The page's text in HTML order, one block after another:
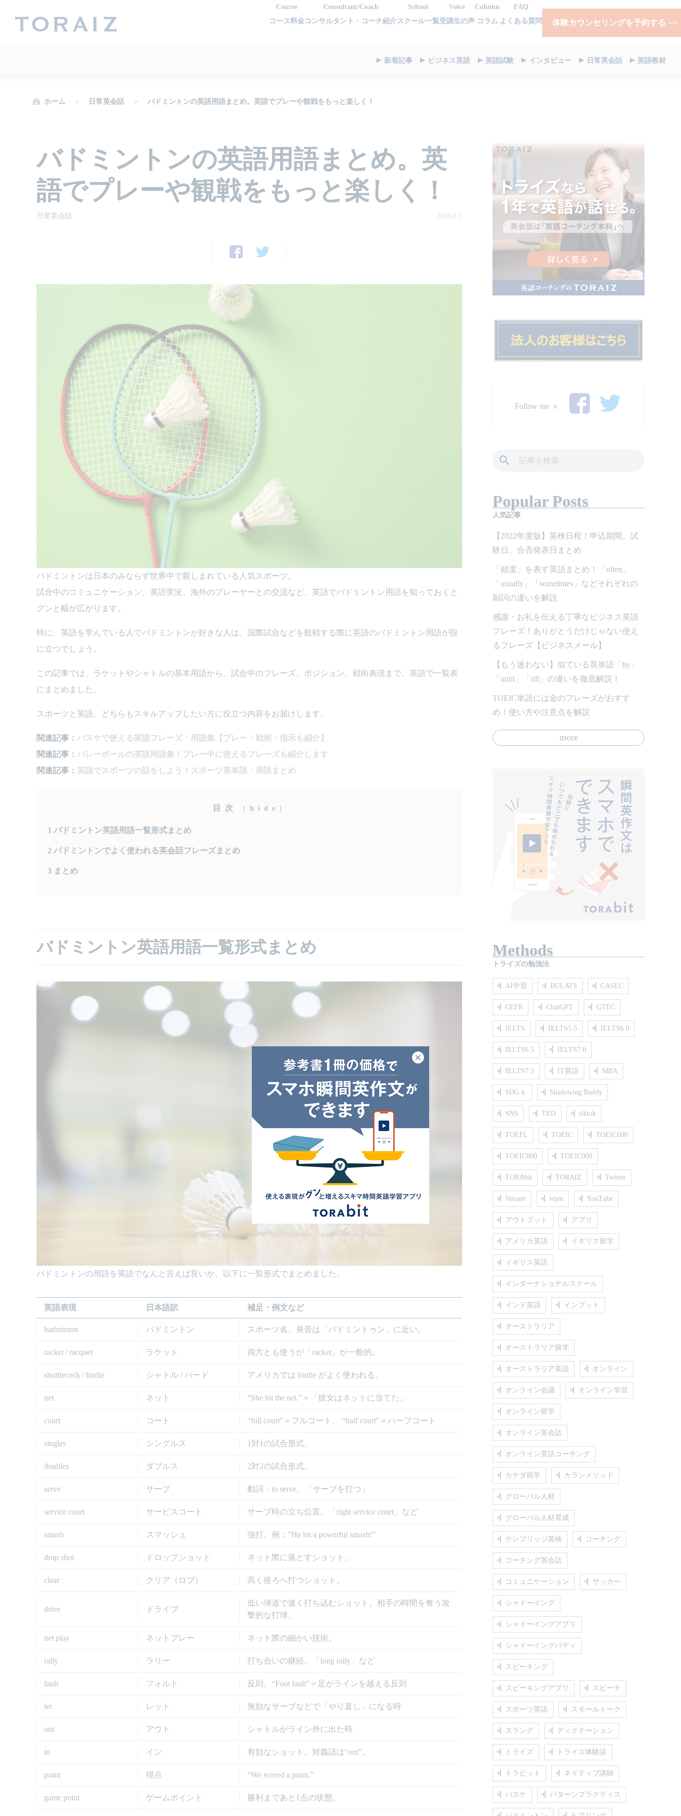
Course
コース料金
Consultant/Coach
コンサルタント・コーチ紹介
School
スクール一覧
Voice
受講生の声
Column
コラム
FAQ
よくある質問
体験カウンセリングを予約する
新着記事 ビジネス英語 英語試験 インタビュー 日常英会話 英語教材
ホーム 日常英会話 バドミントンの英語用語まとめ。英語でプレーや観戦をもっと楽しく！
バドミントンの英語用語まとめ。英
語でプレーや観戦をもっと楽しく！
日常英会話 2025.8.1
バドミントンは日本のみならず世界中で親しまれている人気スポーツ。
試合中のコミュニケーション、英語実況、海外のプレーヤーとの交流など、英語でバドミントン用語を知っておくと
グンと幅が広がります。
特に、英語を学んでいる人でバドミントンが好きな人は、国際試合などを観戦する際に英語のバドミントン用語が役
に立つでしょう。
この記事では、ラケットやシャトルの基本用語から、試合中のフレーズ、ポジション、戦術表現まで、英語で一覧表
にまとめました。
スポーツと英語、どちらもスキルアップしたい方に役立つ内容をお届けします。
関連記事： バスケで使える英語フレーズ・用語集【プレー・戦術・指示も紹介】
関連記事： バレーボールの英語用語集！プレー中に使えるフレーズも紹介します
関連記事： 英語でスポーツの話をしよう！スポーツ英単語・用語まとめ
目次 [ hide ]
1 バドミントン英語用語一覧形式まとめ
2 バドミントンでよく使われる英会話フレーズまとめ
3 まとめ
バドミントン英語用語一覧形式まとめ
バドミントンの用語を英語でなんと言えば良いか、以下に一覧形式でまとめました。
英語表現 日本語訳 補足・例文など
badminton バドミントン スポーツ名。発音は「バドミントゥン」に近い。
racket / racquet ラケット 両方とも使うが「racket」が一般的。
shuttlecock / birdie シャトル / バード アメリカでは birdie がよく使われる。
net ネット “She hit the net.”＝「彼女はネットに当てた」
court コート “full court”＝フルコート、 “half court”＝ハーフコート
singles シングルス 1対1の試合形式。
doubles ダブルス 2対2の試合形式。
serve サーブ 動詞：to serve、「サーブを打つ」
service court サービスコート サーブ時の立ち位置。「right service court」など
smash スマッシュ 強打。例：”He hit a powerful smash!”
drop shot ドロップショット ネット際に落とすショット。
clear クリア（ロブ） 高く後ろへ打つショット。
drive ドライブ
低い弾道で速く打ち込むショット。相手の時間を奪う攻
撃的な打球。
net play ネットプレー ネット際の細かい技術。
rally ラリー 打ち合いの継続。「long rally」など
fault フォルト 反則。“Foot fault”＝足がラインを越える反則
let レット 無効なサーブなどで「やり直し」になる時
out アウト シャトルがライン外に出た時
in イン 有効なショット。対義語は“out”。
point 得点 “We scored a point.”
game point ゲームポイント 勝利まであと1点の状態。
Follow me
Popular Posts
人気記事
【2022年度版】英検日程！申込期間、試
験日、合否発表日まとめ
「頻度」を表す英語まとめ！「often」
「usually」「sometimes」などそれぞれの
副詞の違いを解説
感謝・お礼を伝える丁寧なビジネス英語
フレーズ！ありがとうだけじゃない使え
るフレーズ【ビジネスメール】
【もう迷わない】似ている英単語「by」
「until」「till」の違いを徹底解説！
TOEIC単語には金のフレーズがおすす
め！使い方や注意点を解説
more
Methods
トライズの勉強法
AI学習 BULATS CASEC
CEFR ChatGPT GTEC
IELTS IELTS5.5 IELTS6.0
IELTS6.5 IELTS7.0
IELTS7.5 IT英語 MBA
SDGｓ Shadowing Buddy
SNS TED tiktok
TOEFL TOEIC TOEIC600
TOEIC800 TOEIC900
TORAbit TORAIZ Twitter
Versant wpm YouTube
アウトプット アプリ
アメリカ英語 イギリス留学
イギリス英語
インターナショナルスクール
インド英語 インプット
オーストラリア
オーストラリア留学
オーストラリア英語 オンライン
オンライン会議 オンライン学習
オンライン留学
オンライン英会話
オンライン英語コーチング
カナダ留学 カランメソッド
グローバル人材
グローバル人材育成
ケンブリッジ英検 コーチング
コーチング英会話
コミュニケーション サッカー
シャドーイング
シャドーイングアプリ
シャドーイングバディ
スピーキング
スピーキングアプリ スピーチ
スポーツ英語 スモールトーク
スラング ディクテーション
トライズ トライズ体験談
トラビット ネイティブ講師
バスケ パターンプラクティス
閉じる